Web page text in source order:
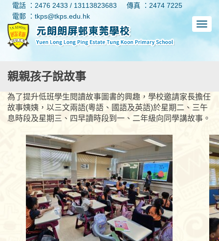
電話 ：2476 2433 / 13113823683
傳真 ：2474 7225
電郵 ：tkps@tkps.edu.hk
親親孩子說故事
為了提升低班學生閱讀故事圖書的興趣，學校邀請家長擔任
故事姨姨，以三文兩語(粵語、國語及英語)於星期二、三午
息時段及星期三、四早讀時段到一、二年級向同學講故事。